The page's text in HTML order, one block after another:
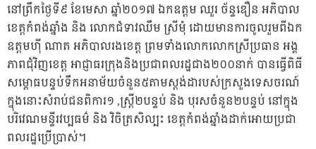
នៅព្រឹកថ្ងៃទី៩ ខែមេសា ឆ្នាំ២០១៧ ឯកឧត្តម ឈួរ ច័ន្ទឌឿន អភិបាល
ខេត្តកំពង់ឆ្នាំង និង លោកជំទាវឈឹម ស្រីមុំ ដោយមានការចូលរួមពីឯក
ឧត្តមហ៊ី ណាត អភិបាលរងខេត្ត ព្រមទាំងលោកលោកស្រីប្រធាន អង្គ
ភាពជុំវិញខេត្ត អាជ្ញាធរក្រុងនិងប្រជាពលរដ្ឋជាង២០០នាក់ បានធ្វើពិធី
សម្ពោធបន្ទប់ទឹកអនាម័យចំនួន៥តាមស្តង់ដារបស់ក្រសួងទេសចរណ៍
ក្នុងនោះសំរាប់ជនពិការ១ ,ស្រ្តី២បន្ទប់ និង បុរសចំនួន២បន្ទប់ នៅក្នុង
បរិវេណមន្ទីរវប្បធម៌ និង វិចិត្រសិល្បះ ខេត្តកំពង់ឆ្នាំងដាក់អោយប្រជា
ពលរដ្ឋប្រើប្រាស់។